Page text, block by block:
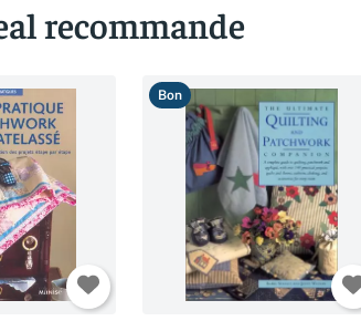
recommande
Bon